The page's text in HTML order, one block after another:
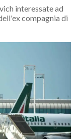
interessate ad
compagnia di